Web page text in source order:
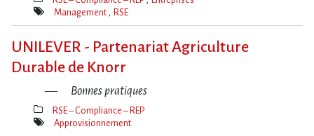
Thèmes(s)
Mot(s)-
Management RSE
UNILEVER - Partenariat Agriculture
Durable de Knorr
Bonnes pratiques
Thèmes(s)
RSE – Compliance – REP
Approvisionnement